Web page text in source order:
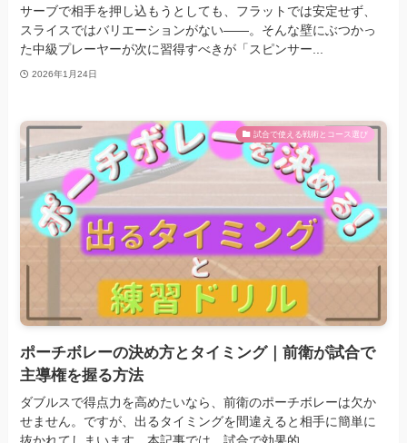
サーブで相手を押し込もうとしても、フラットでは安定せず、
スライスではバリエーションがない——。そんな壁にぶつかっ
た中級プレーヤーが次に習得すべきが「スピンサー...
2026年1月24日
試合で使える戦術とコース選び
ポーチボレーの決め方とタイミング｜前衛が試合で
主導権を握る方法
ダブルスで得点力を高めたいなら、前衛のポーチボレーは欠か
せません。ですが、出るタイミングを間違えると相手に簡単に
抜かれてしまいます。本記事では、試合で効果的...